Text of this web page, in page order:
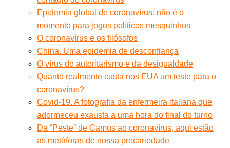
Epidemia global de coronavírus: não é o
momento para jogos políticos mesquinhos
O coronavírus e os filósofos
China. Uma epidemia de desconfiança
O vírus do autoritarismo e da desigualdade
Quanto realmente custa nos EUA um teste para o
coronavírus?
Covid-19. A fotografia da enfermeira italiana que
adormeceu exausta a uma hora do final do turno
Da “Peste” de Camus ao coronavírus, aqui estão
as metáforas de nossa precariedade